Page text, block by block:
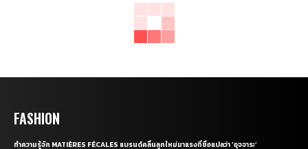
FASHION
ทำความรู้จัก MATIÈRES FÉCALES แบรนด์คลื่นลูกใหม่มาแรงที่ชื่อแปลว่า ‘อุจจาระ’